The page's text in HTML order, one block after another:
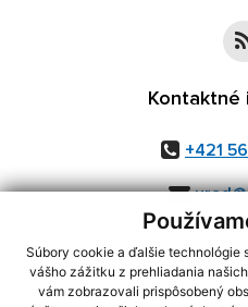
Súbory cookie a ďalšie technológie
vášho zážitku z prehliadania
vám zobrazovali prispôsobený
Kontaktné
+421
využite možnosť získavania